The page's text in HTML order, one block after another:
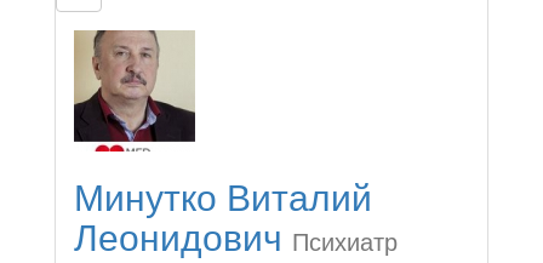
Минутко Виталий
Леонидович Психиатр